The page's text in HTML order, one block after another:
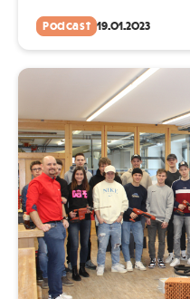
Podcast 19.01.2023